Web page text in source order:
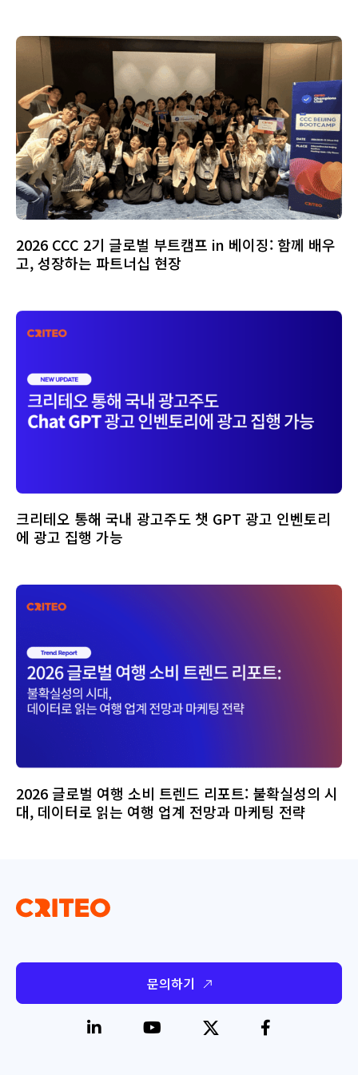
2026 CCC 2기 글로벌 부트캠프 in 베이징: 함께 배우
고, 성장하는 파트너십 현장
크리테오 통해 국내 광고주도 챗 GPT 광고 인벤토리
에 광고 집행 가능
2026 글로벌 여행 소비 트렌드 리포트: 불확실성의 시
대, 데이터로 읽는 여행 업계 전망과 마케팅 전략
문의하기